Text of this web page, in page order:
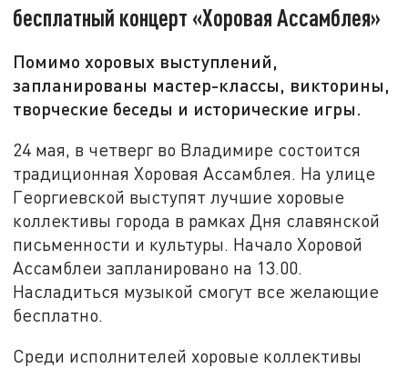
бесплатный концерт «Хоровая Ассамблея»
Помимо хоровых выступлений,
запланированы мастер-классы, викторины,
творческие беседы и исторические игры.
24 мая, в четверг во Владимире состоится
традиционная Хоровая Ассамблея. На улице
Георгиевской выступят лучшие хоровые
коллективы города в рамках Дня славянской
письменности и культуры. Начало Хоровой
Ассамблеи запланировано на 13.00.
Насладиться музыкой смогут все желающие
бесплатно.
Среди исполнителей хоровые коллективы